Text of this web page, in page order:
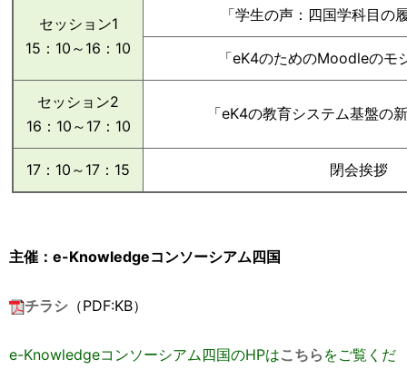
セッション1
15：10～16：10
「学生の声：四国学科目の
「eK4のためのMoodleのモ
セッション2
16：10～17：10
「eK4の教育システム基盤の
17：10～17：15 閉会挨拶
主催：e-Knowledgeコンソーシアム四国
チラシ （PDF:KB）
e-Knowledgeコンソーシアム四国のHPはこちら をご覧くだ